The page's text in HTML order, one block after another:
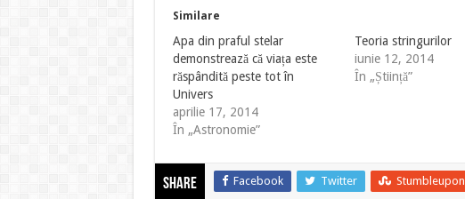
Similare
Apa din praful stelar
demonstrează că viața este
răspândită peste tot în
Univers
aprilie 17, 2014
În „Astronomie”
Teoria stringurilor
iunie 12, 2014
În „Știință”
Share Facebook Twitter Stumbleupon